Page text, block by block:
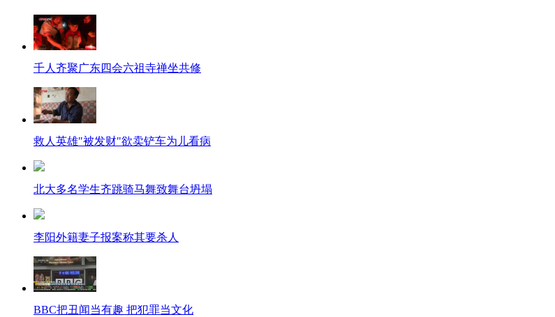
千人齐聚广东四会六祖寺禅坐共修
救人英雄"被发财"欲卖铲车为儿看病
北大多名学生齐跳骑马舞致舞台坍塌
李阳外籍妻子报案称其要杀人
BBC把丑闻当有趣 把犯罪当文化